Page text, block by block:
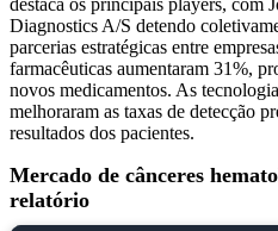
destaca os principais players, com
Diagnostics A/S detendo
parcerias estratégicas entre
farmacêuticas aumentaram 31%,
novos medicamentos. As
melhoraram as taxas de detecção
resultados dos pacientes.
Mercado de cânceres
relatório